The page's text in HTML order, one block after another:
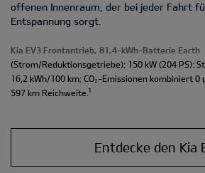
offenen Innenraum, der bei jeder Fahrt
Entspannung sorgt.
Kia EV3 Frontantrieb, 81,4-kWh-Batterie Earth
(Strom/Reduktionsgetriebe); 150 kW (204 PS):
16,2 kWh/100 km; CO₂-Emissionen kombiniert 0
597 km Reichweite. ¹
Entdecke den Kia